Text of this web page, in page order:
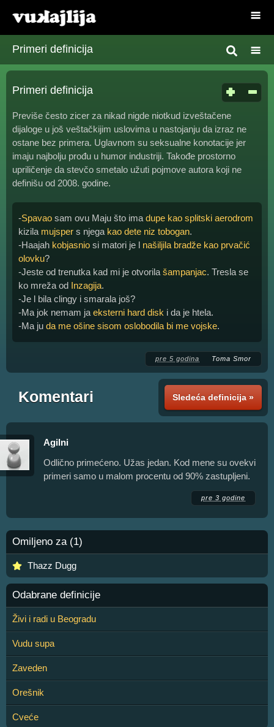
Primeri definicija
Primeri definicija
Previše često zicer za nikad nigde niotkud izveštačene
dijaloge u još veštačkijim uslovima u nastojanju da izraz ne
ostane bez primera. Uglavnom su seksualne konotacije jer
imaju najbolju prođu u humor industriji. Takođe prostorno
upriličenje da stevčo smetalo užuti pojmove autora koji ne
definišu od 2008. godine.
-Spavao sam ovu Maju što ima dupe kao splitski aerodrom
kizila mujsper s njega kao dete niz tobogan.
-Haajah kobjasnio si matori je l našiljila bradže kao prvačić
olovku?
-Jeste od trenutka kad mi je otvorila šampanjac. Tresla se
ko mreža od Inzagija.
-Je l bila clingy i smarala još?
-Ma jok nemam ja eksterni hard disk i da je htela.
-Ma ju da me ošine sisom oslobodila bi me vojske.
pre 5 godina Toma Smor
Sledeća definicija »
Komentari
Agilni
Odlično primećeno. Užas jedan. Kod mene su ovekvi
primeri samo u malom procentu od 90% zastupljeni.
pre 3 godine
Omiljeno za (1)
Thazz Dugg
Odabrane definicije
Živi i radi u Beogradu
Vudu supa
Zaveden
Orešnik
Cveće